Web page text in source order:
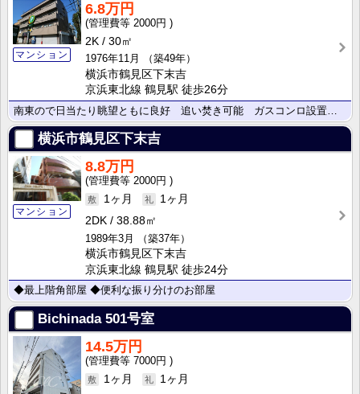
マンション
6.8万円
2000円
2K
30㎡
1976年11月
（築49年）
横浜市鶴見区下末吉
京浜東北線 鶴見駅 徒歩26分
南東ので日当たり眺望ともに良好 追い焚き可能 ガスコンロ設置可能 室内洗濯機置き場
横浜市鶴見区下末吉
マンション
8.8万円
2000円
1ヶ月
1ヶ月
2DK
38.88㎡
1989年3月
（築37年）
横浜市鶴見区下末吉
京浜東北線 鶴見駅 徒歩24分
◆最上階角部屋 ◆便利な振り分けのお部屋
Bichinada 501号室
14.5万円
7000円
1ヶ月
1ヶ月